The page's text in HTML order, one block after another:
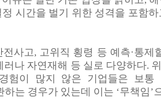
시간을 벌기 위한 성격을 포함
전사고, 고위직 횡령 등 예측·통제
러나 자연재해 등 실로 다양하다.
험이 많지 않은 기업들은 보통
하는 경우가 있는데 이는 ‘무책임’